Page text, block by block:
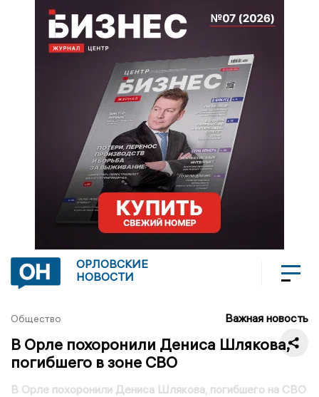
ОРЛОВСКИЕ
НОВОСТИ
Общество Важная новость
В Орле похоронили Дениса Шлякова,
погибшего в зоне СВО
В Орле похоронили Дениса Шлякова, погибшего на СВО